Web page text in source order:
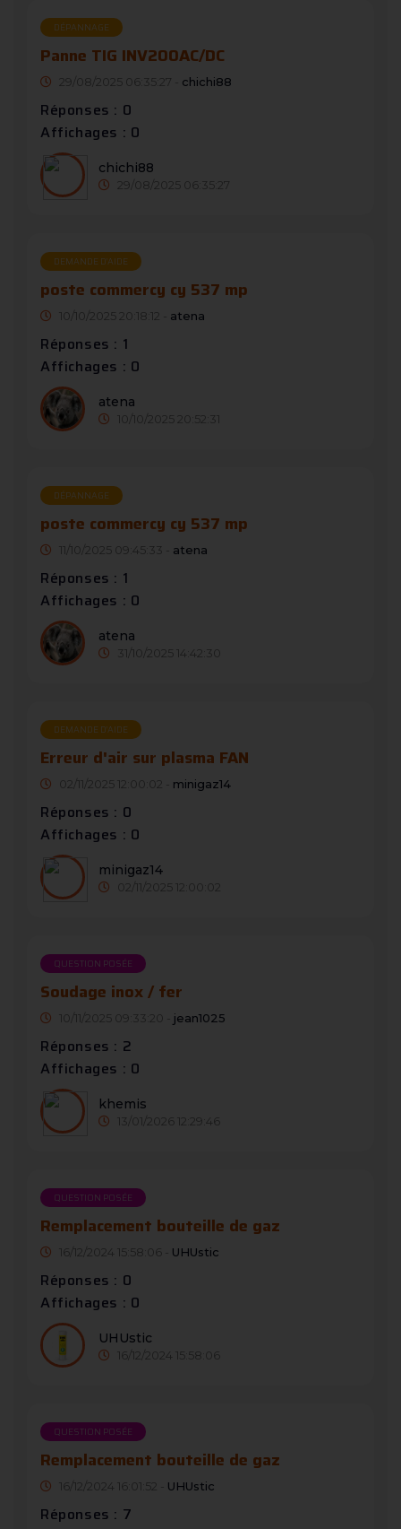
DÉPANNAGE
Panne TIG INV200AC/DC
29/08/2025 06:35:27 - chichi88
Réponses : 0
Affichages : 0
chichi88
29/08/2025 06:35:27
DEMANDE D’AIDE
poste commercy cy 537 mp
10/10/2025 20:18:12 - atena
Réponses : 1
Affichages : 0
atena
10/10/2025 20:52:31
DÉPANNAGE
poste commercy cy 537 mp
11/10/2025 09:45:33 - atena
Réponses : 1
Affichages : 0
atena
31/10/2025 14:42:30
DEMANDE D’AIDE
Erreur d'air sur plasma FAN
02/11/2025 12:00:02 - minigaz14
Réponses : 0
Affichages : 0
minigaz14
02/11/2025 12:00:02
QUESTION POSÉE
Soudage inox / fer
10/11/2025 09:33:20 - jean1025
Réponses : 2
Affichages : 0
khemis
13/01/2026 12:29:46
QUESTION POSÉE
Remplacement bouteille de gaz
16/12/2024 15:58:06 - UHUstic
Réponses : 0
Affichages : 0
UHUstic
16/12/2024 15:58:06
QUESTION POSÉE
Remplacement bouteille de gaz
16/12/2024 16:01:52 - UHUstic
Réponses : 7